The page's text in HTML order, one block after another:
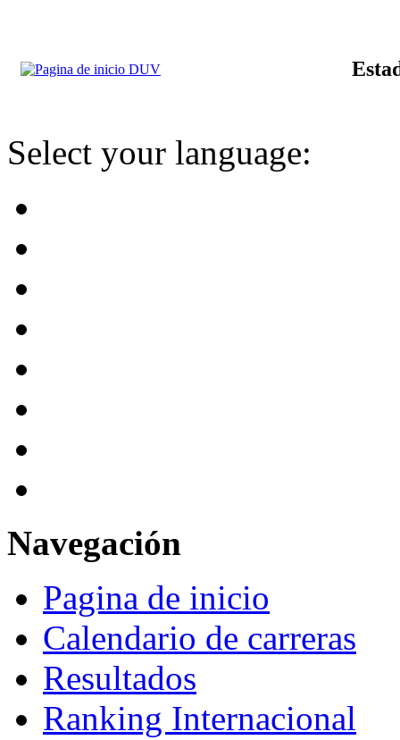
Select your language:
Navegación
Pagina de inicio
Calendario de carreras
Resultados
Ranking Internacional